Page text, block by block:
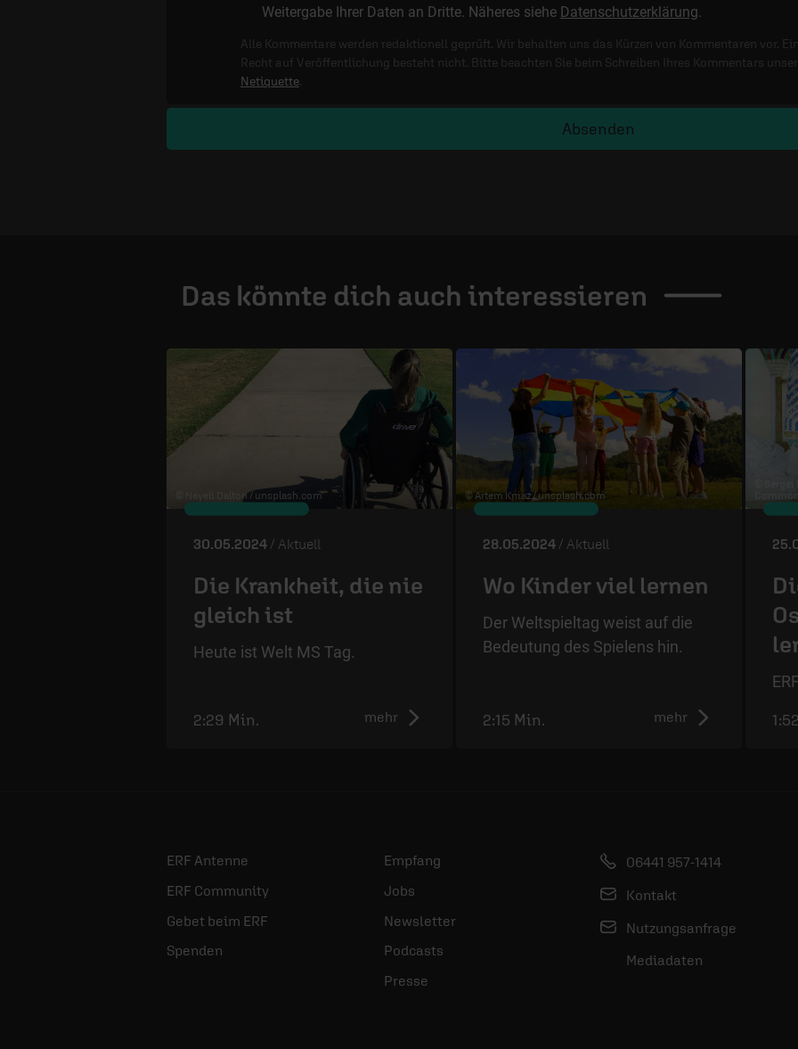
Weitergabe Ihrer Daten an Dritte. Näheres siehe Datenschutzerklärung.
Alle Kommentare werden redaktionell geprüft. Wir behalten uns das Kürzen von Kommentaren vor. Ein
Recht auf Veröffentlichung besteht nicht. Bitte beachten Sie beim Schreiben Ihres Kommentars
Netiquette.
Absenden
Das könnte dich auch interessieren
© Nayeli Dalton / unsplash.com
30.05.2024 / Aktuell
Die Krankheit, die nie
gleich ist
Heute ist Welt MS Tag.
mehr
2:29 Min.
© Artem Kniaz / unsplash.com
28.05.2024 / Aktuell
Wo Kinder viel lernen
Der Weltspieltag weist auf die
Bedeutung des Spielens hin.
mehr
2:15 Min.
©
ERF Antenne
ERF Community
Gebet beim ERF
Spenden
Empfang
Jobs
Newsletter
Podcasts
Presse
06441 957-1414
Kontakt
Nutzungsanfrage
Mediadaten